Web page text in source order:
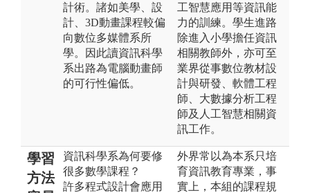
計術。諸如美學、設
計、3D動畫課程較偏
向數位多媒體系所
學。因此讀資訊科學
系出路為電腦動畫師
的可行性偏低。
工智慧應用等資訊能
力的訓練。學生進路
除進入小學擔任資訊
相關教師外，亦可至
業界從事數位教材設
計與研發、軟體工程
師、大數據分析工程
師及人工智慧相關資
訊工作。
學習
方法
資訊科學系為何要修
很多數學課程？
許多程式設計會應用
外界常以為本系只培
育資訊教育專業，事
實上，本組的課程規